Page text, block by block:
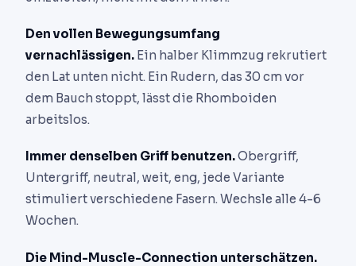
Den vollen Bewegungsumfang
vernachlässigen. Ein halber Klimmzug rekrutiert
den Lat unten nicht. Ein Rudern, das 30 cm vor
dem Bauch stoppt, lässt die Rhomboiden
arbeitslos.
Immer denselben Griff benutzen.Obergriff,
Untergriff, neutral, weit, eng, jede Variante
stimuliert verschiedene Fasern. Wechsle alle 4-6
Wochen.
Die Mind-Muscle-Connection unterschätzen.